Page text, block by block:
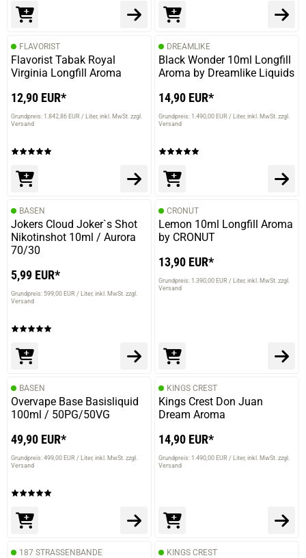
FLAVORIST
Flavorist Tabak Royal
Virginia Longfill Aroma
12,90 EUR*
Grundpreis: 1.842,86 EUR / Liter inkl. MwSt. zzgl.
Versand
DREAMLIKE
Black Wonder 10ml Longfill
Aroma by Dreamlike Liquids
14,90 EUR*
Grundpreis: 1.490,00 EUR / Liter inkl. MwSt. zzgl.
Versand
BASEN
Jokers Cloud Joker`s Shot
Nikotinshot 10ml / Aurora
70/30
5,99 EUR*
Grundpreis: 599,00 EUR / Liter inkl. MwSt. zzgl.
Versand
CRONUT
Lemon 10ml Longfill Aroma
by CRONUT
13,90 EUR*
Grundpreis: 1.390,00 EUR / Liter inkl. MwSt. zzgl.
Versand
BASEN
Overvape Base Basisliquid
100ml / 50PG/50VG
49,90 EUR*
Grundpreis: 499,00 EUR / Liter inkl. MwSt. zzgl.
Versand
KINGS CREST
Kings Crest Don Juan
Dream Aroma
14,90 EUR*
Grundpreis: 1.490,00 EUR / Liter inkl. MwSt. zzgl.
Versand
187 STRASSENBANDE KINGS CREST